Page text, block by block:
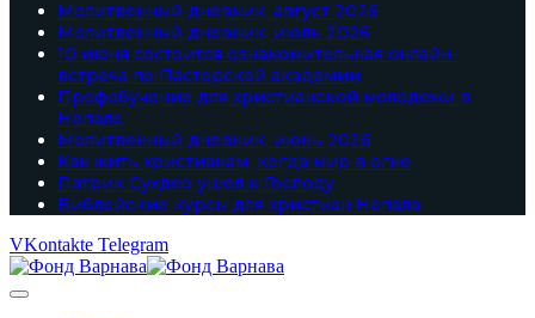
Молитвенный дневник, август 2026
Молитвенный дневник, июль 2026
10 июня состоится ознакомительная онлайн-
встреча по Пасторской академии
Профобучение для христианской молодежи в
Непале
Молитвенный дневник, июнь 2026
Как жить христианам, когда мир в огне
Патрик Сухдео ушел к Господу
Библейские курсы для христиан Непала
VKontakte Telegram